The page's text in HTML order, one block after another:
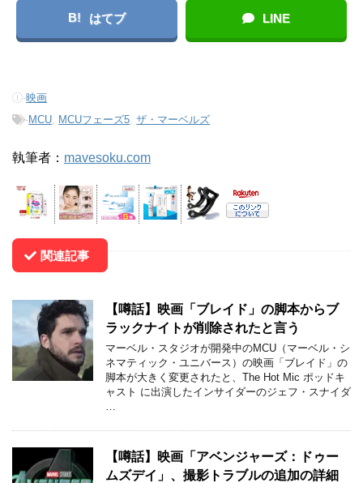
B! はてブ LINE
-映画
-MCU MCUフェーズ5 ,ザ・マーベルズ
執筆者： mavesoku.com
関連記事
【噂話】映画「ブレイド」の脚本からブ
ラックナイトが削除されたと言う
マーベル・スタジオが開発中のMCU（マーベル・シ
ネマティック・ユニバース）の映画「ブレイド」の
脚本が大きく変更されたと、The Hot Mic ポッドキ
ャスト に出演したインサイダーのジェフ・スナイダ
【噂話】映画「アベンジャーズ：ドゥー
ムズデイ」、撮影トラブルの追加の詳細